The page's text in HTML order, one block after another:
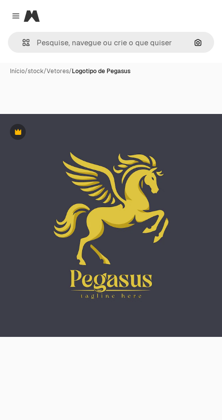
Close menu
Magnific
Início/stock/Vetores/Logotipo de Pegasus
Premium